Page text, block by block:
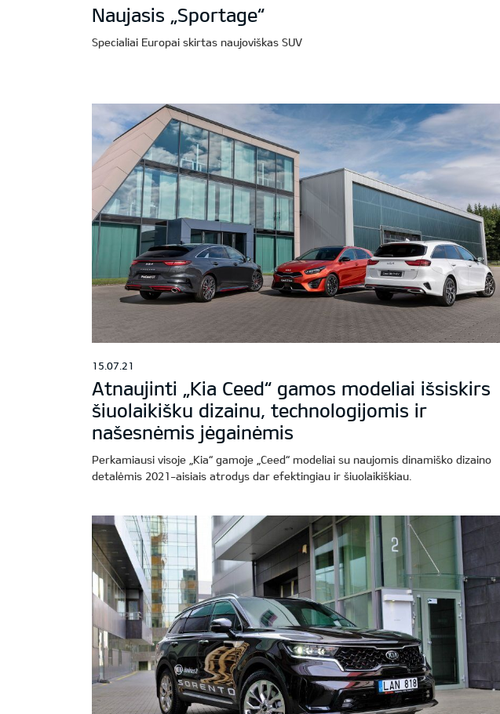
Naujasis „Sportage“
Specialiai Europai skirtas naujoviškas SUV
15.07.21
Atnaujinti „Kia Ceed“ gamos modeliai išsiskirs
šiuolaikišku dizainu, technologijomis ir
našesnėmis jėgainėmis
Perkamiausi visoje „Kia“ gamoje „Ceed“ modeliai su naujomis dinamiško dizaino
detalėmis 2021-aisiais atrodys dar efektingiau ir šiuolaikiškiau.